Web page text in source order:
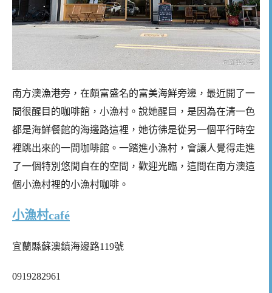
南方澳漁港旁，在頗富盛名的富美海鮮旁邊，最近開了一
間很醒目的咖啡館，小漁村。說她醒目，是因為在清一色
都是海鮮餐館的海邊路這裡，她彷彿是從另一個平行時空
裡跳出來的一間咖啡館。一踏進小漁村，會讓人覺得走進
了一個特別悠閒自在的空間，歡迎光臨，這間在南方澳這
個小漁村裡的小漁村咖啡。
小漁村café
宜蘭縣蘇澳鎮海邊路119號
0919282961